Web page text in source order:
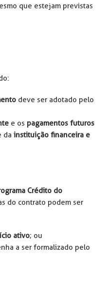
que estejam previstas
deve ser adotado pelo
e os pagamentos futuros
dainstituição financeira e
Crédito do
do contrato podem ser
ativo; ou
a ser formalizado pelo